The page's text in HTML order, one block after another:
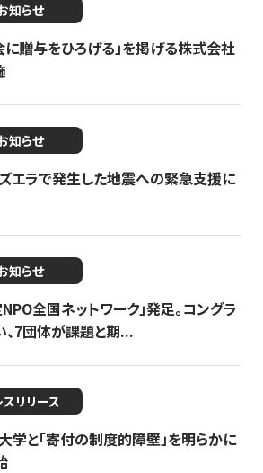
知らせ
に贈与をひろげる」を掲げる株式会社
知らせ
エラで発生した地震への緊急支援に
知らせ
全国ネットワーク」発足。コングラ
7団体が課題と期...
スリリース
学と「寄付の制度的障壁」を明らかに